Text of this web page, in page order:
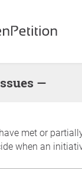
—
met or
when an